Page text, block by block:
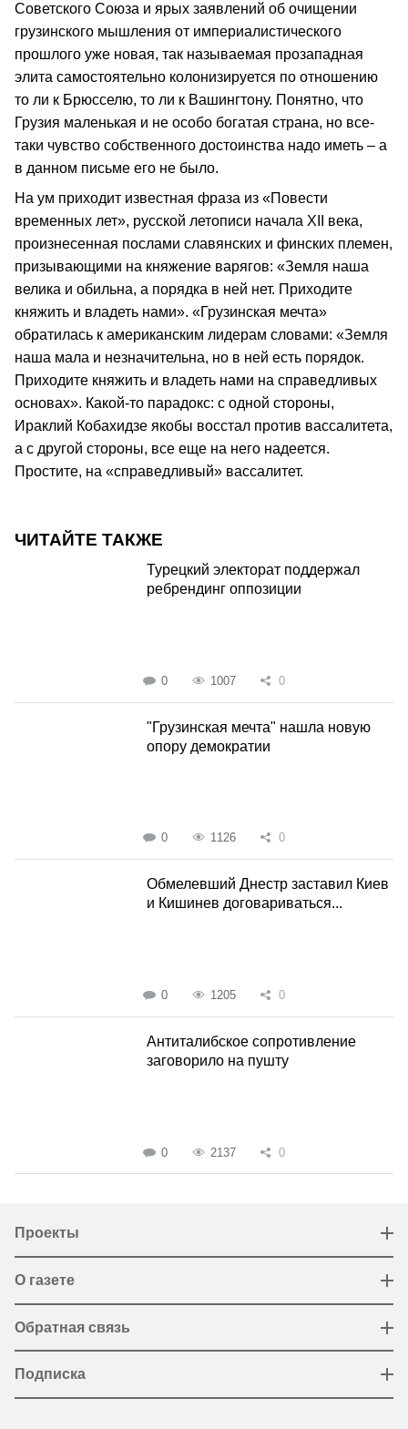
Советского Союза и ярых заявлений об очищении
грузинского мышления от империалистического
прошлого уже новая, так называемая прозападная
элита самостоятельно колонизируется по отношению
то ли к Брюсселю, то ли к Вашингтону. Понятно, что
Грузия маленькая и не особо богатая страна, но все-
таки чувство собственного достоинства надо иметь – а
в данном письме его не было.
На ум приходит известная фраза из «Повести
временных лет», русской летописи начала XII века,
произнесенная послами славянских и финских племен,
призывающими на княжение варягов: «Земля наша
велика и обильна, а порядка в ней нет. Приходите
княжить и владеть нами». «Грузинская мечта»
обратилась к американским лидерам словами: «Земля
наша мала и незначительна, но в ней есть порядок.
Приходите княжить и владеть нами на справедливых
основах». Какой-то парадокс: с одной стороны,
Ираклий Кобахидзе якобы восстал против вассалитета,
а с другой стороны, все еще на него надеется.
Простите, на «справедливый» вассалитет.
ЧИТАЙТЕ ТАКЖЕ
Турецкий электорат поддержал
ребрендинг оппозиции
0 1007 0
"Грузинская мечта" нашла новую
опору демократии
0 1126 0
Обмелевший Днестр заставил Киев
и Кишинев договариваться...
0 1205 0
Антиталибское сопротивление
заговорило на пушту
0 2137 0
Проекты
О газете
Обратная связь
Подписка